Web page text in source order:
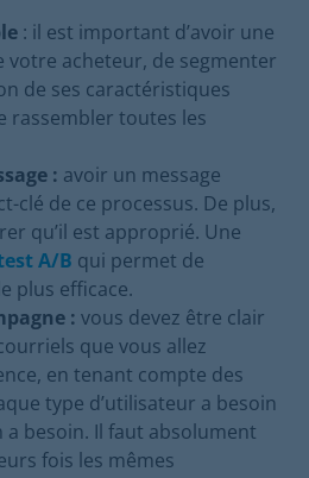
: il est important d’avoir une
votre acheteur, de segmenter
de ses caractéristiques
rassembler toutes les
: avoir un message
clé de ce processus. De plus,
qu’il est approprié. Une
A/B qui permet de
plus efficace.
: vous devez être clair
que vous allez
en tenant compte des
type d’utilisateur a besoin
besoin. Il faut absolument
fois les mêmes